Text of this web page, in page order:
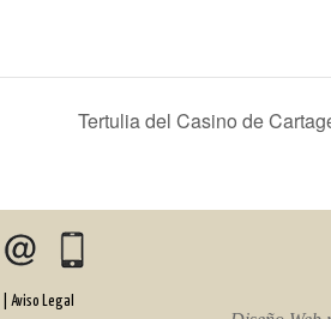
Tertulia del Casino de
| Aviso Legal